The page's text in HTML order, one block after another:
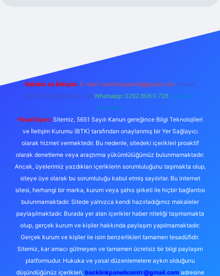
Reklam ve İletişim: E-mail: backlinkpaneli@gmail.com Teams:
forumhizmeti@gmail.com Whatsapp: 0262 606 0 726 Telegram:
@karabul
Yasal Uyarı: Sitemiz, 5651 Sayılı Kanun gereğince Bilgi Teknolojileri
ve İletişim Kurumu (BTK) tarafından onaylanmış bir Yer Sağlayıcı
olarak hizmet vermektedir. Bu nedenle, sitedeki içerikleri proaktif
olarak denetleme veya araştırma yükümlülüğümüz bulunmamaktadır.
Ancak, üyelerimiz yazdıkları içeriklerin sorumluluğunu taşımakta olup,
siteye üye olarak bu sorumluluğu kabul etmiş sayılırlar. Bu internet
sitesi, herhangi bir marka, kurum veya şahıs şirketi ile hiçbir bağlantısı
bulunmamaktadır. Sitede yalnızca kendi hazırladığımız makaleler
paylaşılmaktadır. Burada yer alan içerikler haber niteliği taşımamakta
olup, gerçek kurum ve kişiler hakkında paylaşım yapılmamaktadır.
Gerçek kurum ve kişiler ile isim benzerlikleri tamamen tesadüfidir.
Sitemiz, kar amacı gütmeyen ve tamamen ücretsiz bir bilgi paylaşım
platformudur. Hukuka ve yasal düzenlemelere aykırı olduğunu
düşündüğünüz içerikleri, backlinkpanelicomtr@gmail.comadresine